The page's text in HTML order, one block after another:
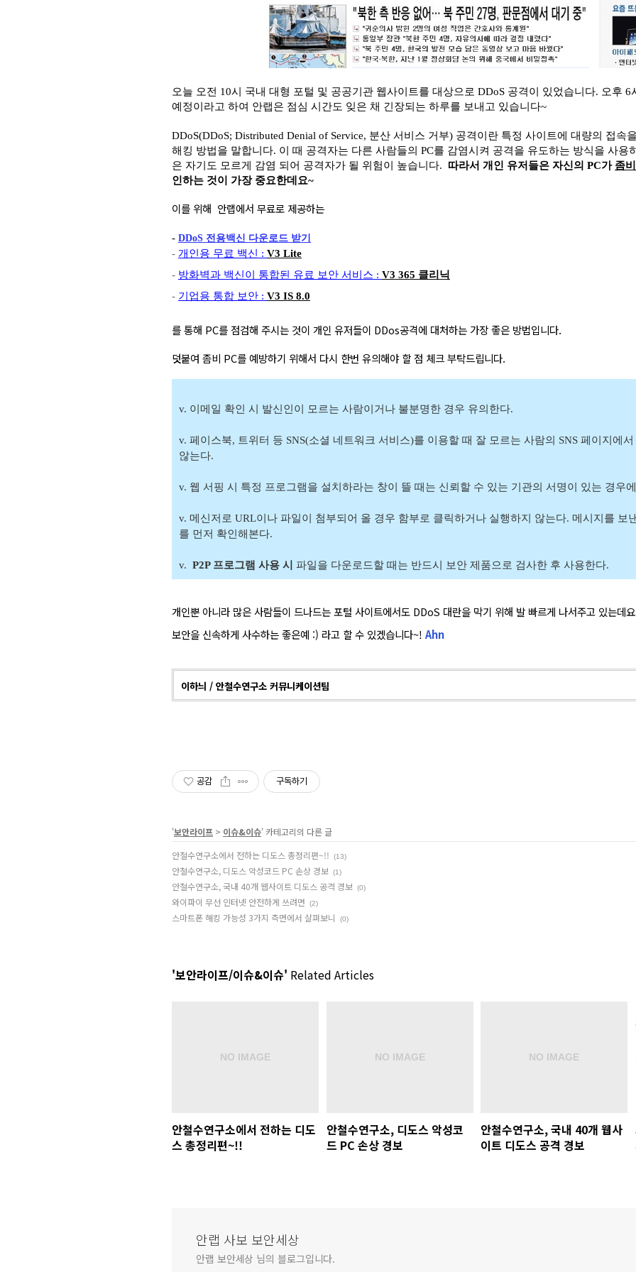
오늘 오전 10시 국내 대형 포털 및 공공기관 웹사이트를 대상으로 DDoS 공격이 있었습니다. 오후
예정이라고 하여 안랩은 점심 시간도 잊은 채 긴장되는 하루를 보내고 있습니다~
DDoS(DDoS; Distributed Denial of Service, 분산 서비스 거부) 공격이 란 특정 사이트에 대량의 접속
해킹 방법을 말합니다. 이 때 공격자는 다른 사람들의 PC를 감염시켜 공격을 유도하는 방식을 사용
은 자기도 모르게 감염 되어 공격자가 될 위험이 높습니다. 따라서 개인 유저들은 자신의 PC가 좀
인하는 것이 가장 중요한데요~
이를 위해 안랩에서 무료로 제공하는
- DDoS 전용백신 다운로드 받기
- 개인용 무료 백신 : V3 Lite
- 방화벽과 백신이 통합된 유료 보안 서비스 : V3 365 클리닉
- 기업용 통합 보안 : V3 IS 8.0
를 통해 PC를 점검해 주시는 것이 개인 유저들이 DDos공격에 대처하는 가장 좋은 방법입니다.
덧붙여 좀비 PC를 예방하기 위해서 다시 한번 유의해야 할 점 체크 부탁드립니다.
v. 이메일 확인 시 발신인이 모르는 사람이거나 불분명한 경우 유의한다.
v. 페이스북, 트위터 등 SNS(소셜 네트워크 서비스)를 이용할 때 잘 모르는 사람의 SNS 페이지에
않는다.
v. 웹 서핑 시 특정 프로그램을 설치하라는 창이 뜰 때는 신뢰할 수 있는 기관의 서명이 있는 경우
v. 메신저로 URL이나 파일이 첨부되어 올 경우 함부로 클릭하거나 실행하지 않는다. 메시지를 보
를 먼저 확인해본다.
v. P2P 프로그램 사용 시 파일을 다운로드할 때는 반드시 보안 제품으로 검사한 후 사용한다.
개인뿐 아니라 많은 사람들이 드나드는 포털 사이트에서도 DDoS 대란을 막기 위해 발 빠르게 나서주고 있는데
보안을 신속하게 사수하는 좋은예 :) 라고 할 수 있겠습니다~! Ahn
이하늬 / 안철수연구소 커뮤니케이션팀
공감 구독하기
'보안라이프 > 이슈&이슈' 카테고리의 다른 글
안철수연구소에서 전하는 디도스 총정리편~!!
(13)
안철수연구소, 디도스 악성코드 PC 손상 경보 (1)
안철수연구소, 국내 40개 웹사이트 디도스 공격 경보 (0)
와이파이 무선 인터넷 안전하게 쓰려면 (2)
스마트폰 해킹 가능성 3가지 측면에서 살펴보니 (0)
'보안라이프/이슈&이슈' Related Articles
안철수연구소에서 전하는 디도
스 총정리편~!!
안철수연구소, 디도스 악성코
드 PC 손상 경보
안철수연구소, 국내 40개 웹사
이트 디도스 공격 경보
안랩 사보 보안세상
안랩 보안세상 님의 블로그입니다.